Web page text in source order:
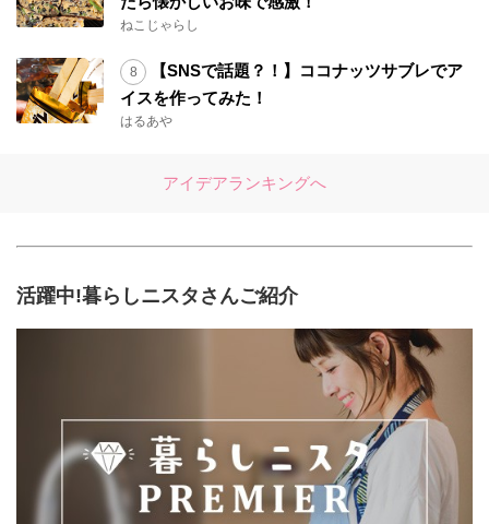
ねこじゃらし
【SNSで話題？！】ココナッツサブレでア
イスを作ってみた！
はるあや
アイデアランキングへ
活躍中!暮らしニスタさんご紹介